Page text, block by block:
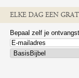
ELKE DAG EEN
Bepaal zelf je